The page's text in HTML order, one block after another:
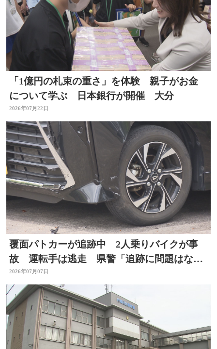
「1億円の札束の重さ」を体験 親子がお金
について学ぶ 日本銀行が開催 大分
2026年07月22日
覆面パトカーが追跡中 2人乗りバイクが事
故 運転手は逃走 県警「追跡に問題はな
い」大分
2026年07月07日